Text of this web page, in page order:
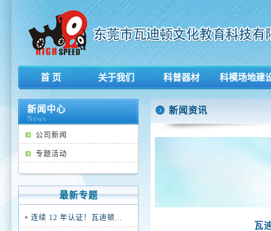
首 页 关于我们 科普器材 科模场地建
新闻中心
News
公司新闻
专题活动
最新专题
连续 12 年认证！瓦迪顿...
新闻资讯
瓦